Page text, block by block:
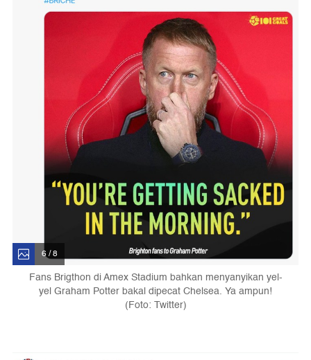
6 / 8
Fans Brigthon di Amex Stadium bahkan menyanyikan yel-
yel Graham Potter bakal dipecat Chelsea. Ya ampun!
(Foto: Twitter)